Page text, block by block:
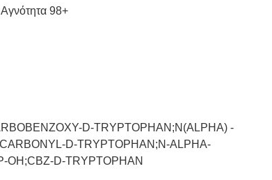
98+
D-TRYPTOPHAN;N(ALPHA) -
D-TRYPTOPHAN;N-ALPHA-
OH;CBZ-D-TRYPTOPHAN